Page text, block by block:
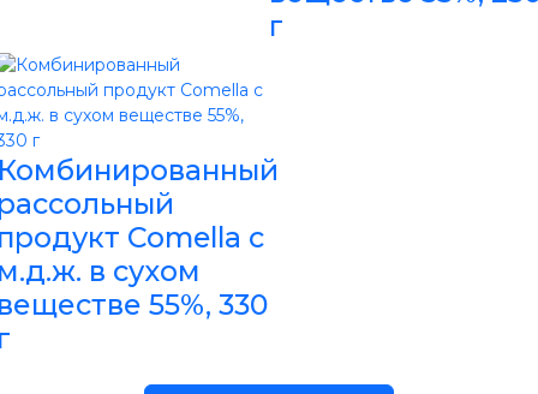
г
Comella с
в сухом
55%, 330